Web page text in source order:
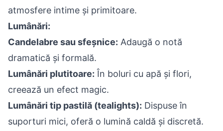
atmosfere intime și primitoare.
Lumânări:
Candelabre sau sfeșnice: Adaugă o notă
dramatică și formală.
Lumânări plutitoare: În boluri cu apă și flori,
creează un efect magic.
Lumânări tip pastilă (tealights): Dispuse în
suporturi mici, oferă o lumină caldă și discretă.